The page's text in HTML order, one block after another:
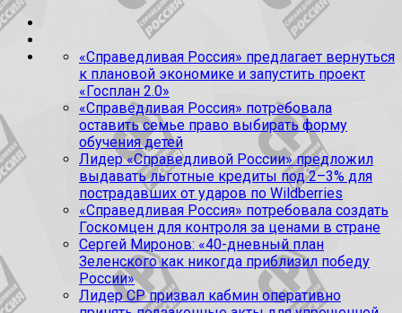
«Справедливая Россия» предлагает вернуться
к плановой экономике и запустить проект
«Госплан 2.0»
«Справедливая Россия» потребовала
оставить семье право выбирать форму
обучения детей
Лидер «Справедливой России» предложил
выдавать льготные кредиты под 2–3% для
пострадавших от ударов по Wildberries
«Справедливая Россия» потребовала создать
Госкомцен для контроля за ценами в стране
Сергей Миронов: «40-дневный план
Зеленского как никогда приблизил победу
России»
Лидер СР призвал кабмин оперативно